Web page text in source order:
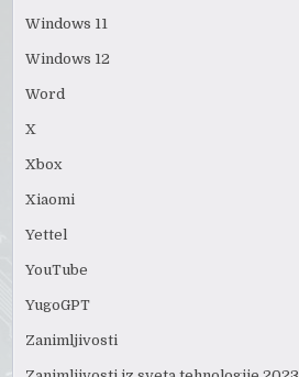
Windows 11
Windows 12
Word
X
Xbox
Xiaomi
Yettel
YouTube
YugoGPT
Zanimljivosti